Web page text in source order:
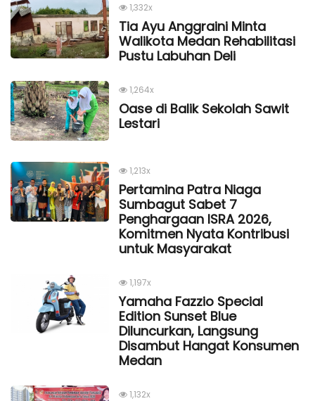
1,332x
Tia Ayu Anggraini Minta
Walikota Medan Rehabilitasi
Pustu Labuhan Deli
1,264x
Oase di Balik Sekolah Sawit
Lestari
1,213x
Pertamina Patra Niaga
Sumbagut Sabet 7
Penghargaan ISRA 2026,
Komitmen Nyata Kontribusi
untuk Masyarakat
1,197x
Yamaha Fazzio Special
Edition Sunset Blue
Diluncurkan, Langsung
Disambut Hangat Konsumen
Medan
1,132x